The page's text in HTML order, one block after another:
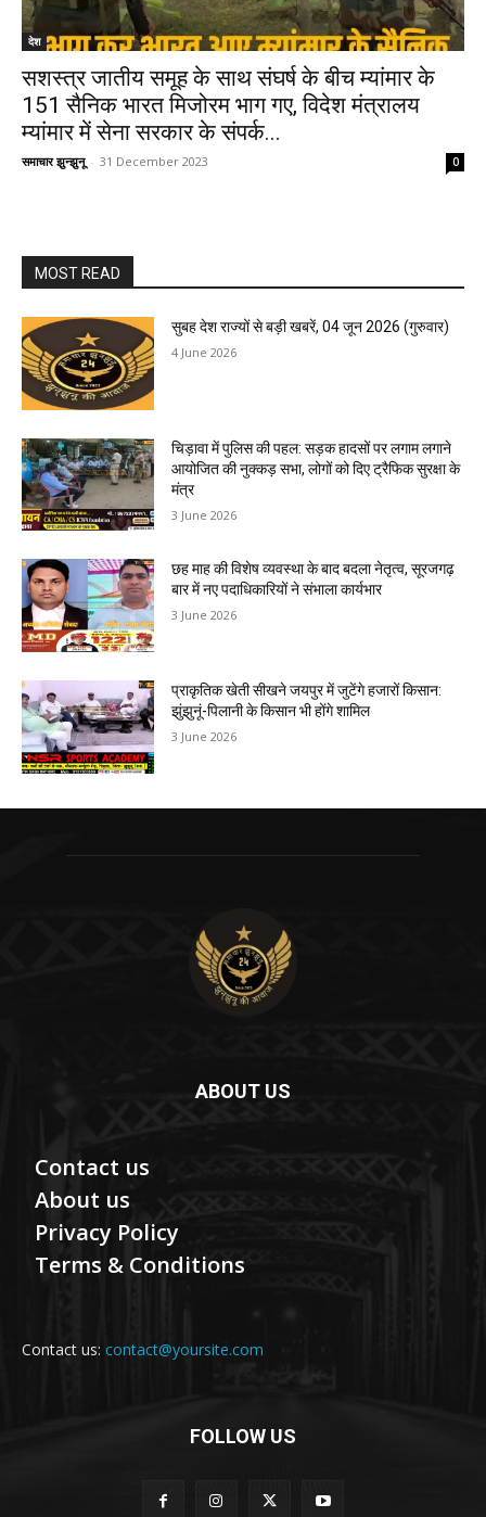
देश
सशस्त्र जातीय समूह के साथ संघर्ष के बीच म्यांमार के
151 सैनिक भारत मिजोरम भाग गए, विदेश मंत्रालय
म्यांमार में सेना सरकार के संपर्क...
समाचार झुन्झुनू - 31 December 2023 0
MOST READ
सुबह देश राज्यों से बड़ी खबरें, 04 जून 2026 (गुरुवार)
4 June 2026
चिड़ावा में पुलिस की पहल: सड़क हादसों पर लगाम लगाने
आयोजित की नुक्कड़ सभा, लोगों को दिए ट्रैफिक सुरक्षा के
मंत्र
3 June 2026
छह माह की विशेष व्यवस्था के बाद बदला नेतृत्व, सूरजगढ़
बार में नए पदाधिकारियों ने संभाला कार्यभार
3 June 2026
प्राकृतिक खेती सीखने जयपुर में जुटेंगे हजारों किसान:
झुंझुनूं-पिलानी के किसान भी होंगे शामिल
3 June 2026
ABOUT US
Contact us
About us
Privacy Policy
Terms & Conditions
Contact us: contact@yoursite.com
FOLLOW US